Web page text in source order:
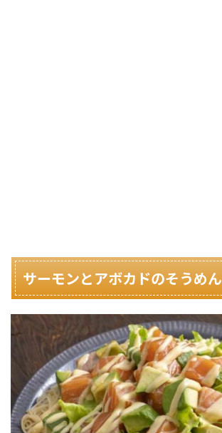
サーモンとアボカドのそうめん